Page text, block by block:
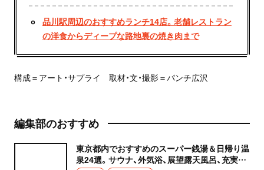
品川駅周辺のおすすめランチ14店。老舗レストラン
の洋食からディープな路地裏の焼き肉まで
構成＝アート・サプライ 取材・文・撮影＝パンチ広沢
編集部のおすすめ
東京都内でおすすめのスーパー銭湯＆日帰り温
泉24選。サウナ、外気浴、展望露天風呂、充実の